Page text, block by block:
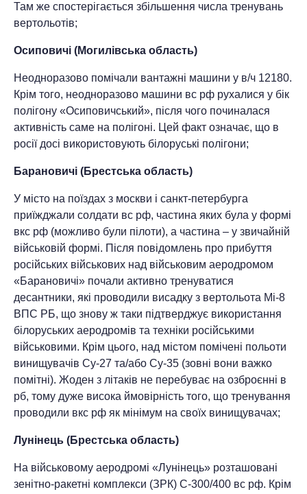
Там же спостерігається збільшення числа тренувань
вертольотів;
Осиповичі (Могилівська область)
Неодноразово помічали вантажні машини у в/ч 12180.
Крім того, неодноразово машини вс рф рухалися у бік
полігону «Осиповичський», після чого починалася
активність саме на полігоні. Цей факт означає, що в
росії досі використовують білоруські полігони;
Барановичі (Брестська область)
У місто на поїздах з москви і санкт-петербурга
приїжджали солдати вс рф, частина яких була у формі
вкс рф (можливо були пілоти), а частина – у звичайній
військовій формі. Після повідомлень про прибуття
російських військових над військовим аеродромом
«Барановичі» почали активно тренуватися
десантники, які проводили висадку з вертольота Мі-8
ВПС РБ, що знову ж таки підтверджує використання
білоруських аеродромів та техніки російськими
військовими. Крім цього, над містом помічені польоти
винищувачів Су-27 та/або Су-35 (зовні вони важко
помітні). Жоден з літаків не перебуває на озброєнні в
рб, тому дуже висока ймовірність того, що тренування
проводили вкс рф як мінімум на своїх винищувачах;
Лунінець (Брестська область)
На військовому аеродромі «Лунінець» розташовані
зенітно-ракетні комплекси (ЗРК) С-300/400 вс рф. Крім